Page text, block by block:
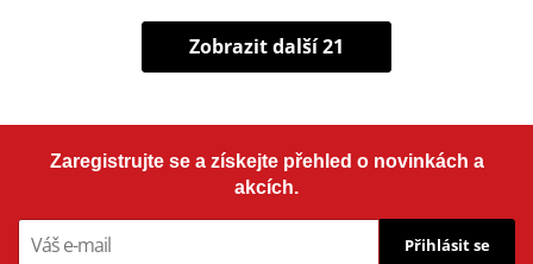
Zobrazit další 21
Zaregistrujte se a získejte přehled o novinkách a
akcích.
Přihlásit se